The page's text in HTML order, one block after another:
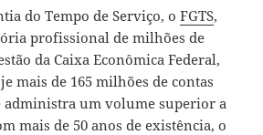
do Tempo de Serviço, oFGTS,
profissional de milhões de
da Caixa Econômica Federal,
mais de 165 milhões de contas
administra um volume superior a
mais de 50 anos de existência, o